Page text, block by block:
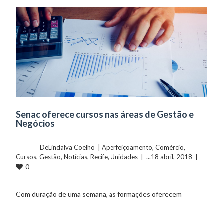
Senac oferece cursos nas áreas de Gestão e
Negócios
	    	DeLindalva Coelho  |
Aperfeiçoamento, Comércio
Cursos, Gestão, Notícias, Recife, Unidades
0
Com duração de uma semana, as formações oferecem